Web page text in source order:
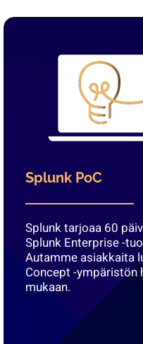
Splunk PoC
Splunk tarjoaa 60
Splunk Enterprise -
Autamme asiakkaita
Concept -ympäristön
mukaan.